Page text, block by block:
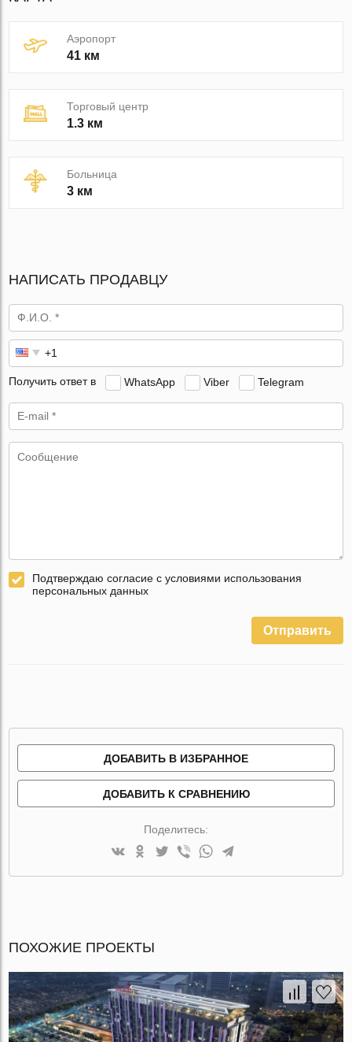
Аэропорт
41 км
Торговый центр
1.3 км
Больница
3 км
НАПИСАТЬ ПРОДАВЦУ
Получить ответ в WhatsApp Viber Telegram
Подтверждаю согласие с условиями использования
персональных данных
Отправить
ДОБАВИТЬ В ИЗБРАННОЕ
ДОБАВИТЬ К СРАВНЕНИЮ
Поделитесь:
ПОХОЖИЕ ПРОЕКТЫ